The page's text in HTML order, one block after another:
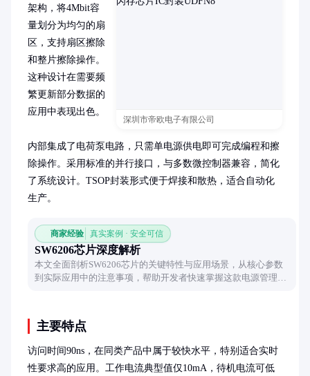
深圳市帝欧电子有限公司
架构，将4Mbit容
量划分为均匀的扇
区，支持扇区擦除
和整片擦除操作。
这种设计在需要频
繁更新部分数据的
应用中表现出色。
内部集成了电荷泵电路，只需单电源供电即可完成编程和擦
除操作。采用标准的并行接口，与多数微控制器兼容，简化
了系统设计。TSOP封装形式便于焊接和散热，适合自动化
生产。
商家经验 真实案例 · 安全可信
SW6206芯片深度解析
本文全面剖析SW6206芯片的关键特性与应用场景，从核心参数
到实际应用中的注意事项，帮助开发者快速掌握这款电源管理芯
主要特点
访问时间90ns，在同类产品中属于较快水平，特别适合实时
性要求高的应用。工作电流典型值仅10mA，待机电流可低